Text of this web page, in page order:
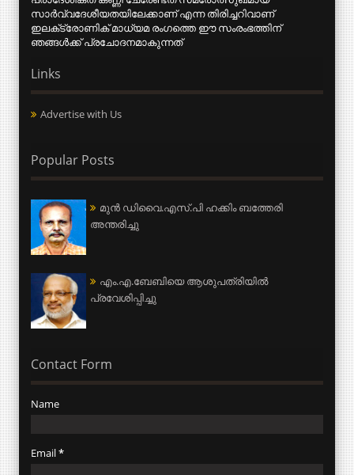
സാര്‍വ്വദേശീയതയിലേക്കാണ് എന്ന തിരിച്ചറിവാണ്
ഇലക്‌ട്രോണിക് മാധ്യമ രംഗത്തെ ഈ സംരംഭത്തിന്
ഞങ്ങള്‍ക്ക് പ്രചോദനമാകുന്നത്
Links
Advertise with Us
Popular Posts
മുന്‍ ഡിവൈ.എസ്.പി ഹക്കിം ബത്തേരി
അന്തരിച്ചു
എം.എ.ബേബിയെ ആശുപത്രിയില്‍
പ്രവേശിപ്പിച്ചു
Contact Form
Name
Email*